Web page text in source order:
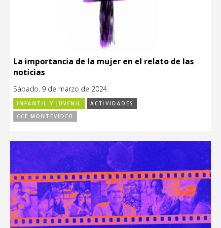
La importancia de la mujer en el relato de las
noticias
Sábado, 9 de marzo de 2024.
INFANTIL Y JUVENIL
ACTIVIDADES
CCE MONTEVIDEO